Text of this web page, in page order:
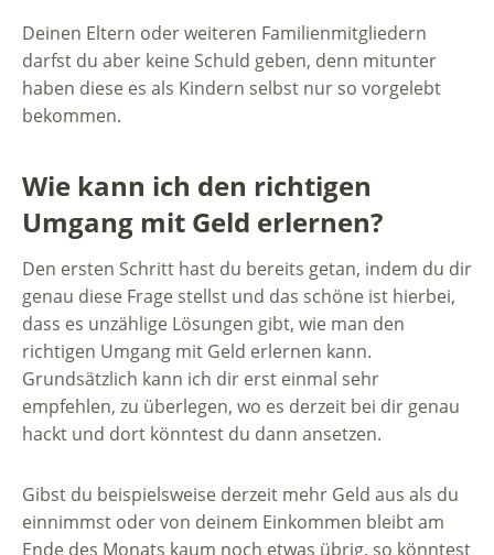
Deinen Eltern oder weiteren Familienmitgliedern
darfst du aber keine Schuld geben, denn mitunter
haben diese es als Kindern selbst nur so vorgelebt
bekommen.
Wie kann ich den richtigen
Umgang mit Geld erlernen?
Den ersten Schritt hast du bereits getan, indem du dir
genau diese Frage stellst und das schöne ist hierbei,
dass es unzählige Lösungen gibt, wie man den
richtigen Umgang mit Geld erlernen kann.
Grundsätzlich kann ich dir erst einmal sehr
empfehlen, zu überlegen, wo es derzeit bei dir genau
hackt und dort könntest du dann ansetzen.
Gibst du beispielsweise derzeit mehr Geld aus als du
einnimmst oder von deinem Einkommen bleibt am
Ende des Monats kaum noch etwas übrig, so könntest